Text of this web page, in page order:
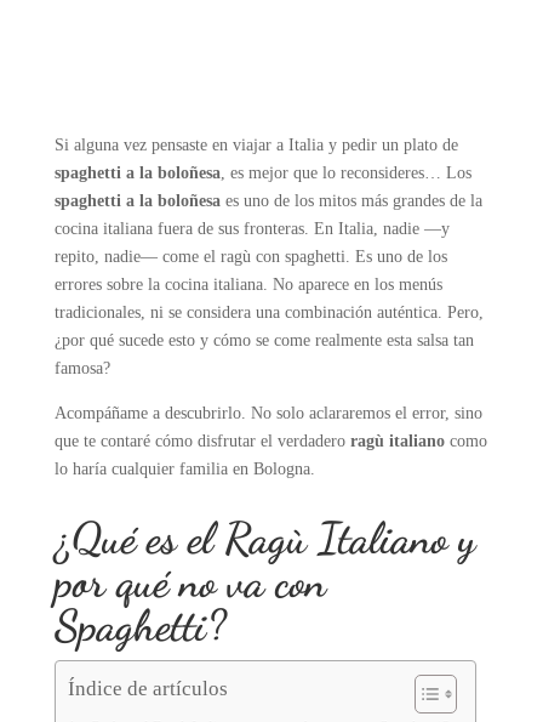
Si alguna vez pensaste en viajar a Italia y pedir un plato de
spaghetti a la boloñesa , es mejor que lo reconsideres… Los
spaghetti a la boloñesa es uno de los mitos más grandes de la
cocina italiana fuera de sus fronteras. En Italia, nadie —y
repito, nadie— come el ragù con spaghetti. Es uno de los
errores sobre la cocina italiana. No aparece en los menús
tradicionales, ni se considera una combinación auténtica. Pero,
¿por qué sucede esto y cómo se come realmente esta salsa tan
famosa?
Acompáñame a descubrirlo. No solo aclararemos el error, sino
que te contaré cómo disfrutar el verdadero ragù italianocomo
lo haría cualquier familia en Bologna.
¿Qué es el Ragù Italiano y
por qué no va con
Spaghetti?
Índice de artículos